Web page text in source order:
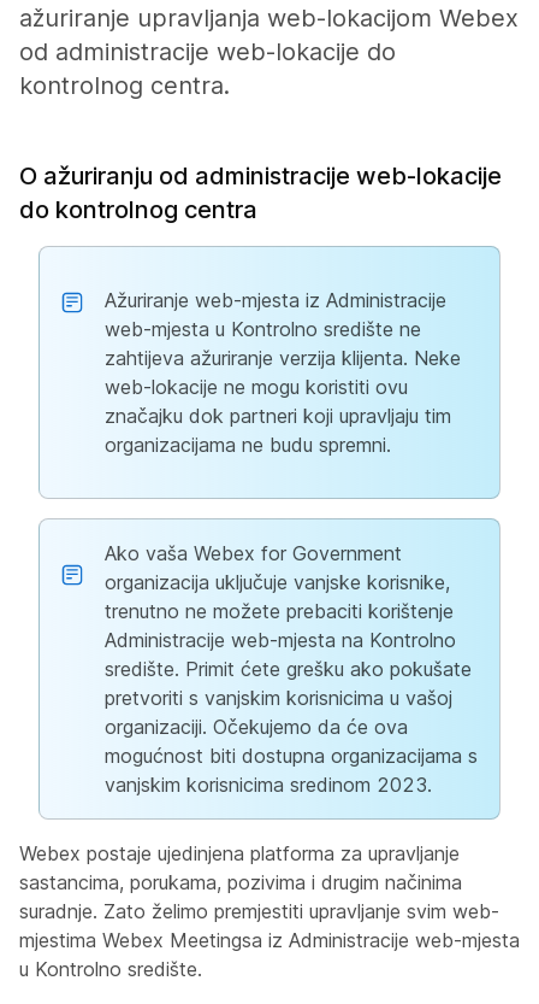
ažuriranje upravljanja web-lokacijom Webex
od administracije web-lokacije do
kontrolnog centra.
O ažuriranju od administracije web-lokacije
do kontrolnog centra
Ažuriranje web-mjesta iz Administracije
web-mjesta u Kontrolno središte ne
zahtijeva ažuriranje verzija klijenta. Neke
web-lokacije ne mogu koristiti ovu
značajku dok partneri koji upravljaju tim
organizacijama ne budu spremni.
Ako vaša Webex for Government
organizacija uključuje vanjske korisnike,
trenutno ne možete prebaciti korištenje
Administracije web-mjesta na Kontrolno
središte. Primit ćete grešku ako pokušate
pretvoriti s vanjskim korisnicima u vašoj
organizaciji. Očekujemo da će ova
mogućnost biti dostupna organizacijama s
vanjskim korisnicima sredinom 2023.
Webex postaje ujedinjena platforma za upravljanje
sastancima, porukama, pozivima i drugim načinima
suradnje. Zato želimo premjestiti upravljanje svim web-
mjestima Webex Meetingsa iz Administracije web-mjesta
u Kontrolno središte.